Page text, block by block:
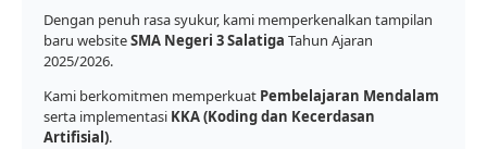
Dengan penuh rasa syukur, kami memperkenalkan tampilan
baru websiteSMA Negeri 3 Salatiga Tahun Ajaran
2025/2026.
Kami berkomitmen memperkuat Pembelajaran Mendalam
serta implementasi KKA (Koding dan Kecerdasan
Artifisial).